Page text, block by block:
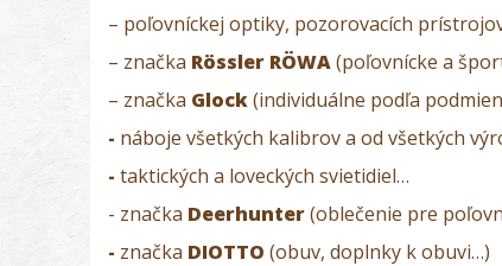
– poľovníckej optiky, pozorovacích
– značka Rössler RÖWA(poľovnícke a
– značka Glock(individuálne podľa
- náboje všetkých kalibrov a od všetkých
- taktických a loveckých svietidiel…
- značka Deerhunter(oblečenie pre
- značka DIOTTO (obuv, doplnky k obuvi…)